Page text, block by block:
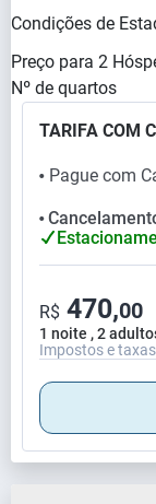
Condições de
Preço para 2
Nº de quartos
TARIFA COM
⬤ Pague com
⬤
1 noite , 2
R$ 470,00
Impostos e